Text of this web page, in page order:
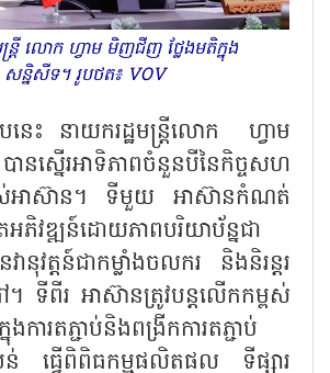
ន្ត្រី លោក ហ្វាម មិញជីញ ថ្លែងមតិក្នុង
សន្និសីទ។ រូបថត៖ VOV
បនេះ នាយករដ្ឋមន្ត្រីលោក ហ្វាម
ើរអាទិភាពចំនួនបីនៃកិច្ចសហ
បស់អាស៊ាន។ ទីមួយ អាស៊ានកំណត់
ភិវឌ្ឍន៍ដោយភាពបរិយាប័ន្នជា
ានុវត្តន៍ជាកម្លាំងចលករ និងនិរន្តរ
ទីពីរ អាស៊ានត្រូវបន្តលើកកម្ពស់
ការតភ្ជាប់និងពង្រីកការតភ្ជាប់
ន់ ធ្វើពិពិធកម្មផលិតផល ទីផ្សារ